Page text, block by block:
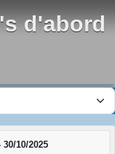
d'abord
10/2025